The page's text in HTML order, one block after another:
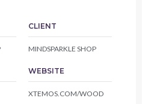
CLIENT
MINDSPARKLE SHOP
WEBSITE
XTEMOS.COM/WOOD